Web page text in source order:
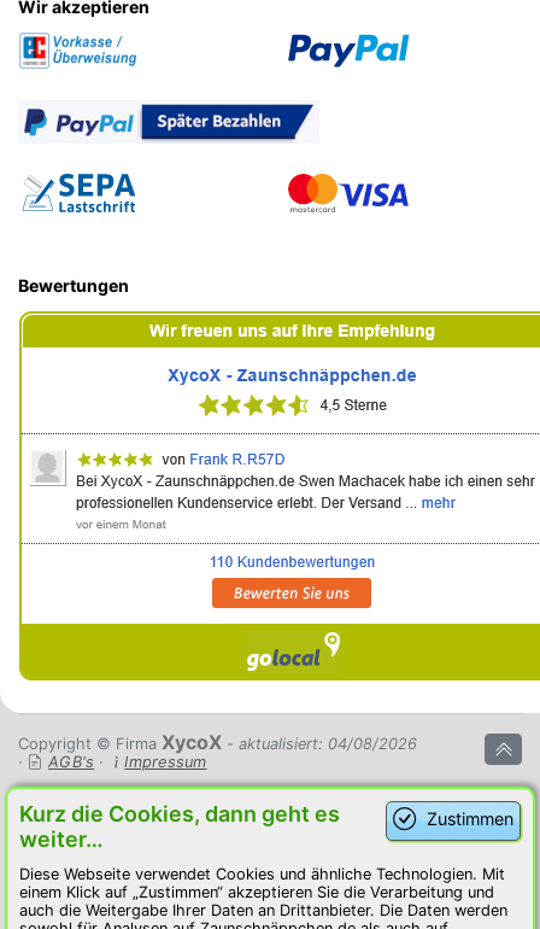
Wir akzeptieren
Bewertungen
Copyright © Firma XycoX - aktualisiert: 04/08/2026
·
AGB's · Impressum
Zustimmen
Kurz die Cookies, dann geht es
weiter…
Diese Webseite verwendet Cookies und ähnliche Technologien. Mit
einem Klick auf „Zustimmen“ akzeptieren Sie die Verarbeitung und
auch die Weitergabe Ihrer Daten an Drittanbieter. Die Daten werden